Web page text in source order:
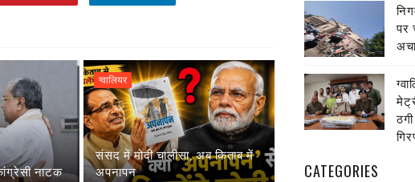
नाटक
ग्वालियर
संसद में मोदी चालीसा, अब किताब में
अपनापन
पर
CATEGORIES